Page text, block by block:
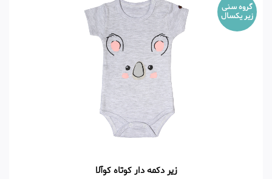
گروه سنی
زیر یکسال
زیر دکمه دار کوتاه کوآلا